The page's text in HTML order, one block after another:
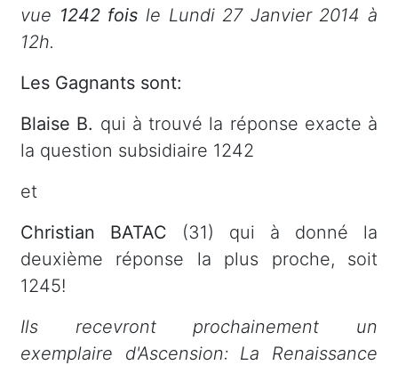
vue 1242 fois le Lundi 27 Janvier 2014 à
12h.
Les Gagnants sont:
Blaise B. qui à trouvé la réponse exacte à
la question subsidiaire 1242
et
Christian BATAC (31) qui à donné la
deuxième réponse la plus proche, soit
1245!
Ils recevront prochainement un
exemplaire d'Ascension: La Renaissance